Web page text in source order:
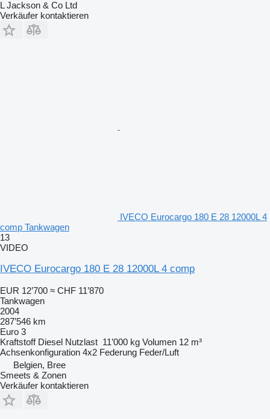
L Jackson & Co Ltd
Verkäufer kontaktieren
IVECO Eurocargo 180 E 28 12000L 4
comp Tankwagen
13
VIDEO
IVECO Eurocargo 180 E 28 12000L 4 comp
EUR 12’700 ≈ CHF 11’870
Tankwagen
2004
287’546 km
Euro 3
Kraftstoff Diesel Nutzlast 11’000 kg Volumen 12 m³
Achsenkonfiguration 4x2 Federung Feder/Luft
Belgien, Bree
Smeets & Zonen
Verkäufer kontaktieren